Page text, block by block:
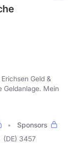
Geld &
Geldanlage. Mein
Sponsors
(DE) 3457